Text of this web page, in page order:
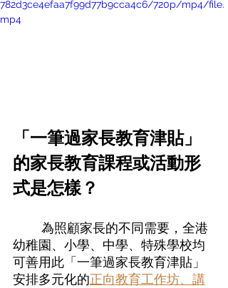
782d3ce4efaa7f99d77b9cca4c6/720p/mp4/file.
mp4
「一筆過家長教育津貼」
的家長教育課程或活動形
式是怎樣？
為照顧家長的不同需要，全港
幼稚園、小學、中學、特殊學校均
可善用此「一筆過家長教育津貼」
安排多元化的正向教育工作坊、講